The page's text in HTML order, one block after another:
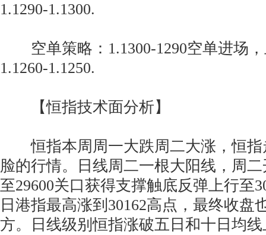
1.1290-1.1300.
空单策略：1.1300-1290空单进场，
1.1260-1.1250.
【恒指技术面分析】
恒指本周周一大跌周二大涨，恒指
脸的行情。日线周二一根大阳线，周
至29600关口获得支撑触底反弹上行至
日港指最高涨到30162高点，最终收盘
方。日线级别恒指涨破五日和十日均线